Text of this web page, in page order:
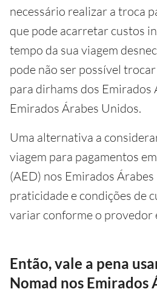
necessário realizar a troca
que pode acarretar custos
tempo da sua viagem
pode não ser possível
para dirhams dos Emirados
Emirados Árabes Unidos.
Uma alternativa a
viagem para pagamentos
(AED) nos Emirados
praticidade e condições de
variar conforme o provedor
Então, vale a pena
Nomad nos Emirados